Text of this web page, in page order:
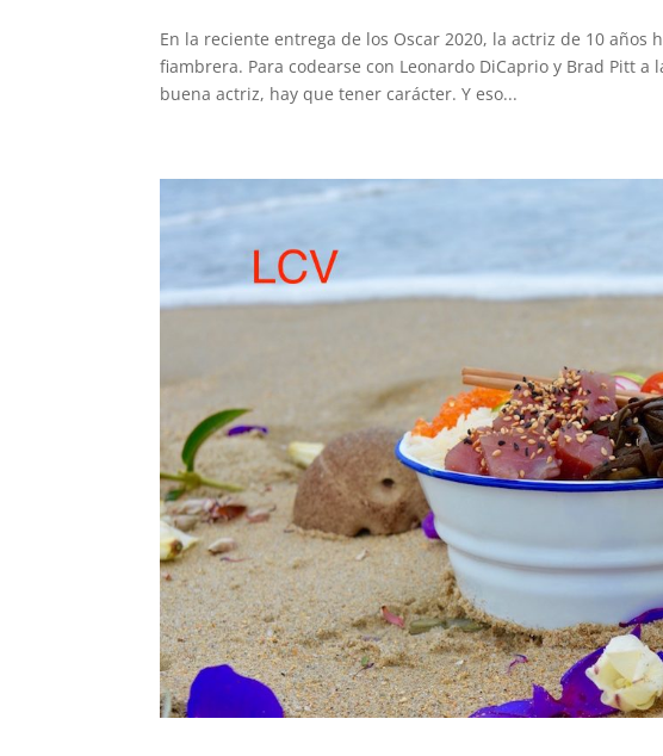
En la reciente entrega de los Oscar 2020, la actriz de 10
fiambrera. Para codearse con Leonardo DiCaprio y Brad Pitt
buena actriz, hay que tener carácter. Y eso...